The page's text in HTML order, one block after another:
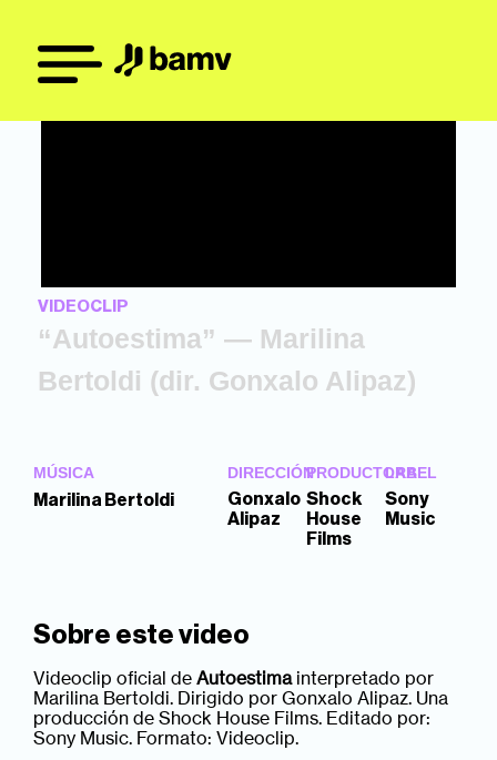
VIDEOCLIP
“Autoestima” — Marilina
Bertoldi (dir. Gonxalo Alipaz)
MÚSICA
Marilina Bertoldi
DIRECCIÓN
Gonxalo
Alipaz
PRODUCTORA
Shock
House
Films
LABEL
Sony
Music
Sobre este video
Videoclip oficial deAutoestimainterpretado por
Marilina Bertoldi. Dirigido por Gonxalo Alipaz. Una
producción de Shock House Films. Editado por:
Sony Music. Formato: Videoclip.